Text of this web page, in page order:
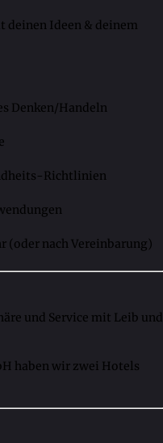
Ideen & deinem
Denken/Handeln
Richtlinien
nach Vereinbarung)
und Service mit Leib und
haben wir zwei Hotels